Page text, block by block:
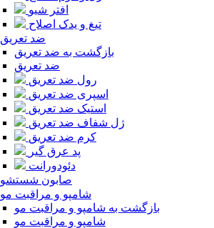
افتر شیو
تیغ و یدک اصلاح
ضد تعریق
بازگشت به ضد تعریق
ضد تعریق
رول ضد تعریق
اسپری ضد تعریق
استیک ضد تعریق
ژل شفاف ضد تعریق
کرم ضد تعریق
پد عرق گیر
دئودورانت
صابون شستشو
شامپو و مراقبت مو
بازگشت به شامپو و مراقبت مو
شامپو و مراقبت مو